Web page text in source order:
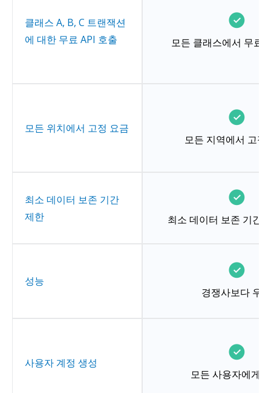
클래스 A, B, C 트랜잭션
에 대한 무료 API 호출
모든 클래스에서 무료
모든 위치에서 고정 요금
모든 지역에서 고정
최소 데이터 보존 기간
제한
최소 데이터 보존 기간
성능
경쟁사보다 우수
사용자 계정 생성
모든 사용자에게